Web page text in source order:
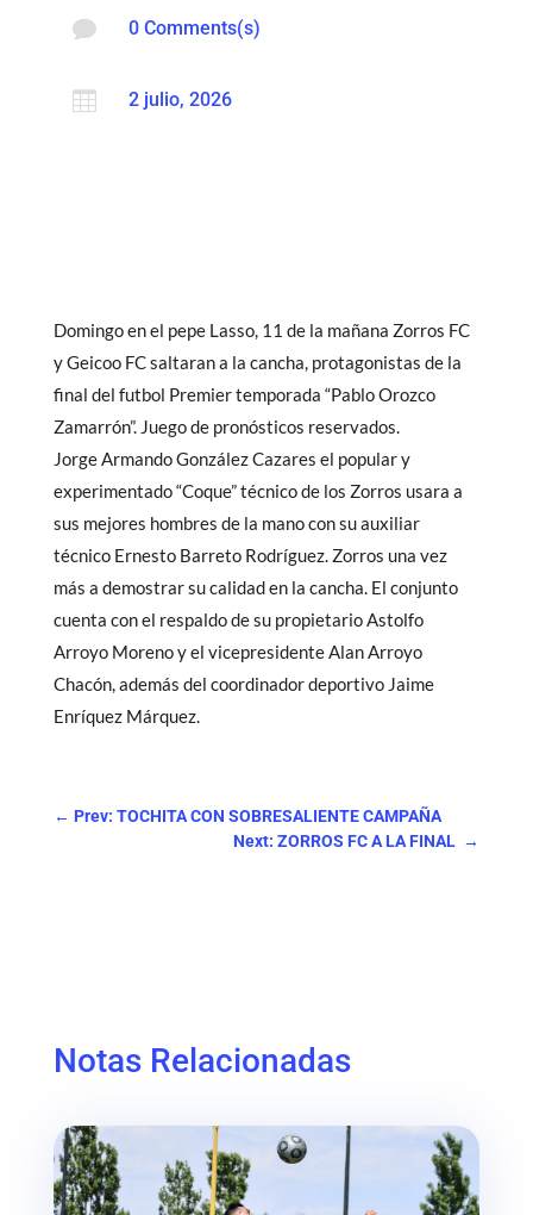
 0 Comments(s)
 2 julio, 2026
Domingo en el pepe Lasso, 11 de la mañana Zorros FC
y Geicoo FC saltaran a la cancha, protagonistas de la
final del futbol Premier temporada “Pablo Orozco
Zamarrón”. Juego de pronósticos reservados.
Jorge Armando González Cazares el popular y
experimentado “Coque” técnico de los Zorros usara a
sus mejores hombres de la mano con su auxiliar
técnico Ernesto Barreto Rodríguez. Zorros una vez
más a demostrar su calidad en la cancha. El conjunto
cuenta con el respaldo de su propietario Astolfo
Arroyo Moreno y el vicepresidente Alan Arroyo
Chacón, además del coordinador deportivo Jaime
Enríquez Márquez.
← Prev: TOCHITA CON SOBRESALIENTE CAMPAÑA
Next: ZORROS FC A LA FINAL →
Notas Relacionadas